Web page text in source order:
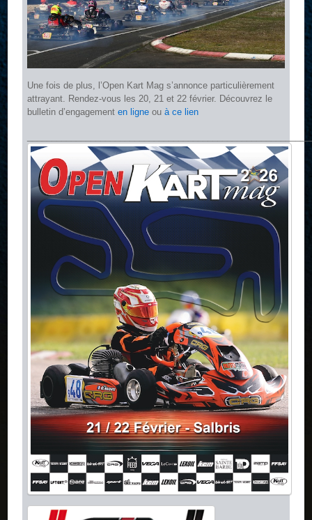
Une fois de plus, l’Open Kart Mag s’annonce particulièrement
attrayant. Rendez-vous les 20, 21 et 22 février. Découvrez le
bulletin d’engagementen ligne ouà ce lien